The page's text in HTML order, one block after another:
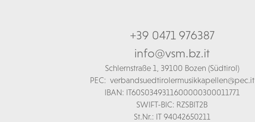
+39 0471 976387
info@vsm.bz.it
Schlernstraße 1, 39100 Bozen (Südtirol)
PEC: verbandsuedtirolermusikkapellen@pec.it
IBAN: IT60S0349311600000300011771
SWIFT-BIC: RZSBIT2B
St.Nr.: IT 94042650211